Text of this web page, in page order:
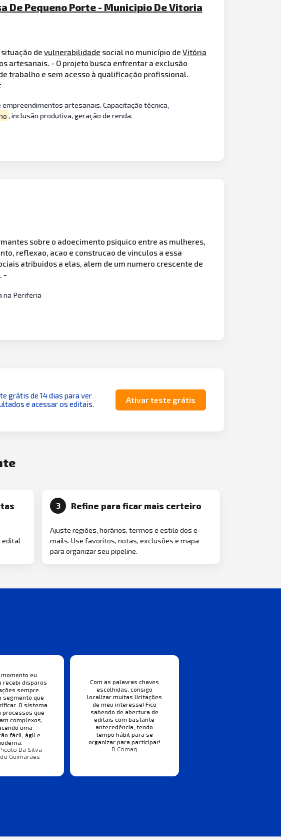
De Pequeno Porte - Municipio De Vitoria
situação devulnerabilidade social no município deVitória
artesanais. - O projeto busca enfrentar a exclusão
trabalho e sem acesso à qualificação profissional.
artesanais. Capacitação técnica,
, inclusão produtiva, geração de renda.
sobre o adoecimento psiquico entre as mulheres,
reflexao, acao e construcao de vinculos a essa
atribuidos a elas, alem de um numero crescente de
-
na Periferia
grátis de 14 dias para ver
e acessar os editais.
Ativar teste grátis
edital
3 Refine para ficar mais certeiro
Ajuste regiões, horários, termos e estilo dos e-
mails. Use favoritos, notas, exclusões e mapa
para organizar seu pipeline.
momento eu
recebi disparos
sempre
segmento que
O sistema
processos que
complexos,
uma
fácil, ágil e
Da Silva
Guimarães
Com as palavras chaves
escolhidas, consigo
localizar muitas licitações
de meu interesse! Fico
sabendo de abertura de
editais com bastante
antecedência, tendo
tempo hábil para se
organizar para participar!
D Comaq